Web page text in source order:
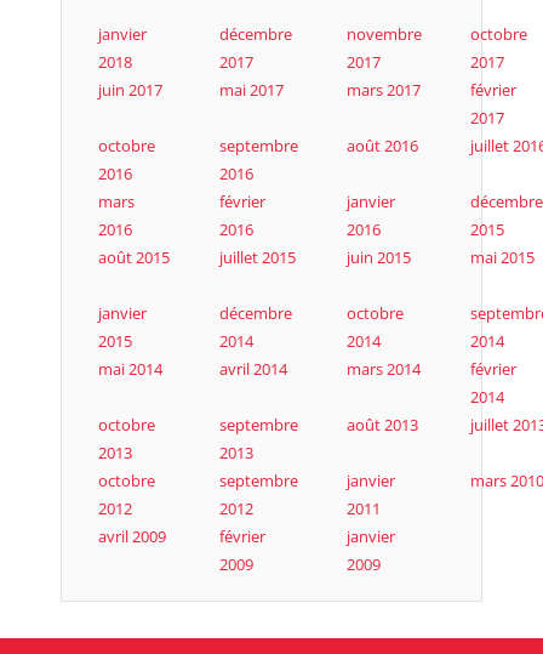
janvier
2018
décembre
2017
novembre
2017
octobre
2017
juin 2017
mai 2017 mars 2017
février
2017
octobre
2016
septembre
2016
août 2016 juillet
mars
2016
février
2016
janvier
2016
décembre
2015
août 2015
juillet 2015 juin 2015 mai 2015
janvier
2015
décembre
2014
octobre
2014
2014
mai 2014
avril 2014 mars 2014
février
2014
octobre
2013
septembre
2013
août 2013 juillet
octobre
2012
septembre
2012
janvier
2011
mars 2010
avril 2009
février
2009
janvier
2009